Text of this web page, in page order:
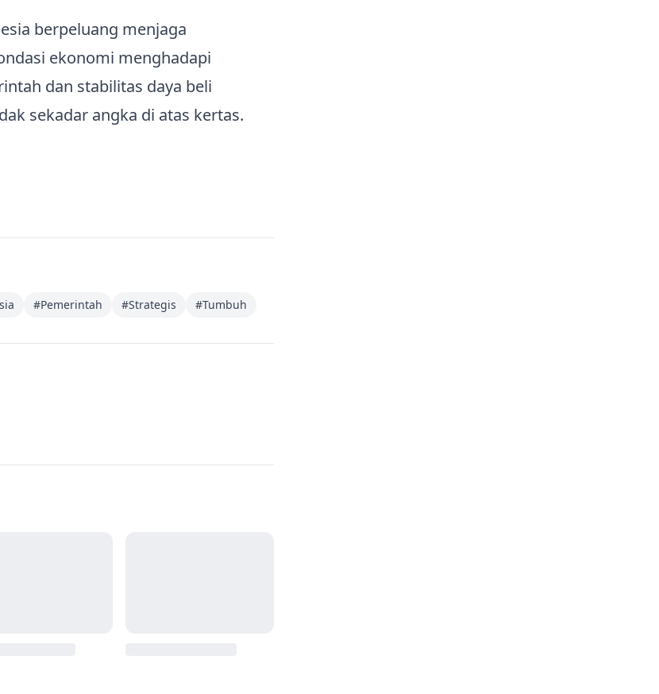
berpeluang menjaga
ekonomi menghadapi
dan stabilitas daya beli
sekadar angka di atas kertas.
#Pemerintah #Strategis #Tumbuh